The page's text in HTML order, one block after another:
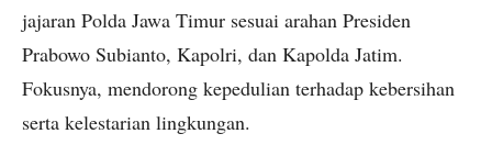
jajaran Polda Jawa Timur sesuai arahan Presiden
Prabowo Subianto, Kapolri, dan Kapolda Jatim.
Fokusnya, mendorong kepedulian terhadap kebersihan
serta kelestarian lingkungan.